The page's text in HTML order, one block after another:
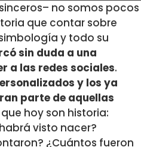
no somos pocos
que contar sobre
y todo su
sin duda a una
a las redes sociales.
y los ya
parte de aquellas
que hoy son historia:
visto nacer?
¿Cuántos fueron